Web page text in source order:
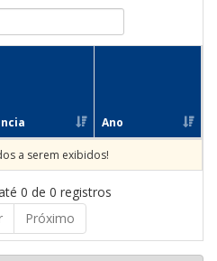
Ano
a serem exibidos!
0 de 0 registros
Próximo